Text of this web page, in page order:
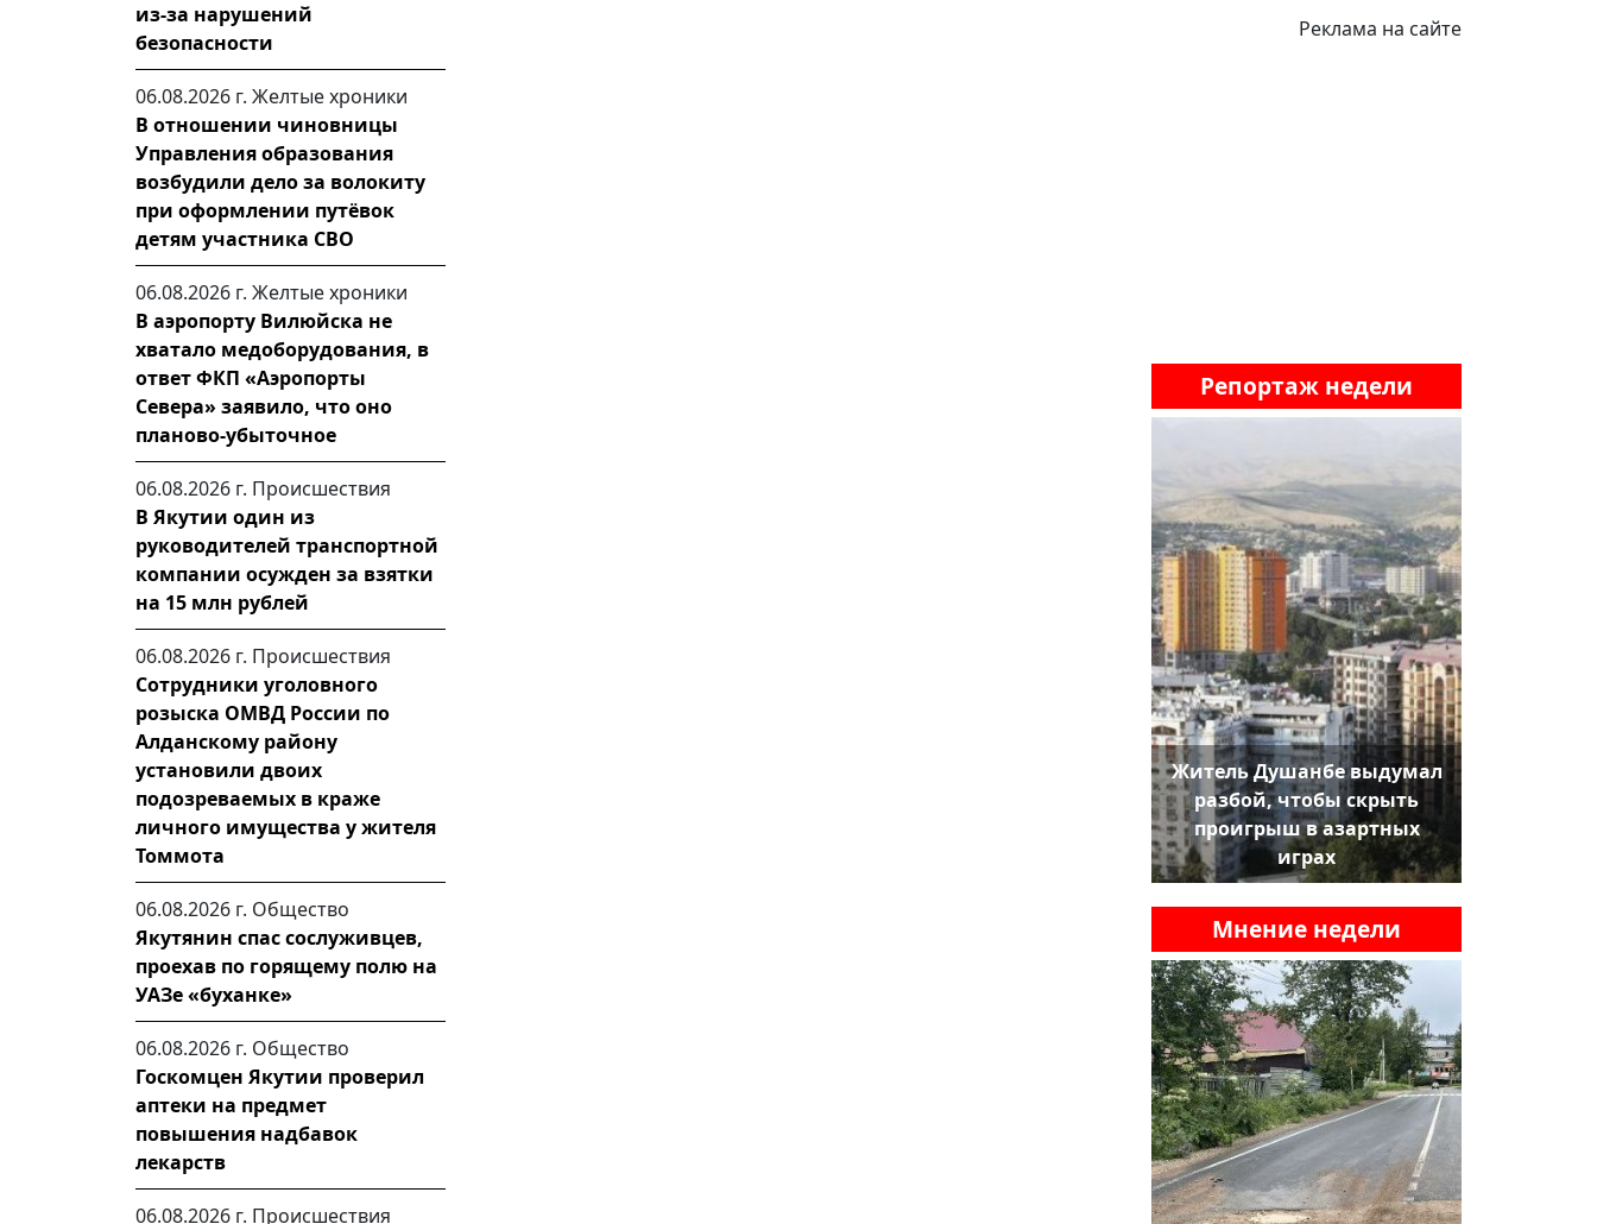
из-за нарушений
безопасности
06.08.2026 г. Желтые хроники
В отношении чиновницы
Управления образования
возбудили дело за волокиту
при оформлении путёвок
детям участника СВО
06.08.2026 г. Желтые хроники
В аэропорту Вилюйска не
хватало медоборудования, в
ответ ФКП «Аэропорты
Севера» заявило, что оно
планово-убыточное
06.08.2026 г. Происшествия
В Якутии один из
руководителей транспортной
компании осужден за взятки
на 15 млн рублей
06.08.2026 г. Происшествия
Сотрудники уголовного
розыска ОМВД России по
Алданскому району
установили двоих
подозреваемых в краже
личного имущества у жителя
Томмота
06.08.2026 г. Общество
Якутянин спас сослуживцев,
проехав по горящему полю на
УАЗе «буханке»
06.08.2026 г. Общество
Госкомцен Якутии проверил
аптеки на предмет
повышения надбавок
лекарств
06.08.2026 г. Происшествия
Реклама на сайте
Репортаж недели
Житель Душанбе выдумал
разбой, чтобы скрыть
проигрыш в азартных
играх
Мнение недели